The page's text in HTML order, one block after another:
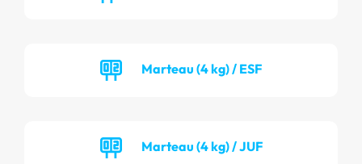
Marteau (4 kg) / ESF
Marteau (4 kg) / JUF